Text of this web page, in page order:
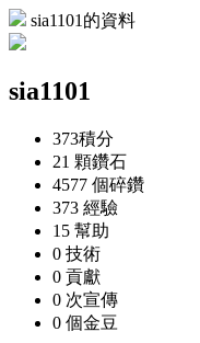
sia1101的資料
sia1101
373積分
21 顆鑽石
4577 個碎鑽
373 經驗
15 幫助
0 技術
0 貢獻
0 次宣傳
0 個金豆